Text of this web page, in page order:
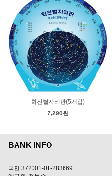
회전별자리판(5개입)
7,290원
BANK INFO
국민 372001-01-283669